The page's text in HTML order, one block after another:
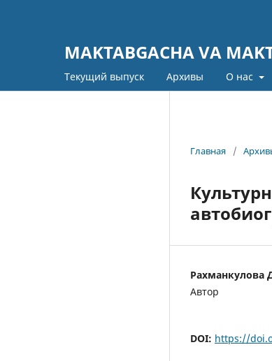
MAKTABGACHA VA
Текущий выпуск Архивы О нас
Главная /
Рахманкулова
Автор
DOI: https://